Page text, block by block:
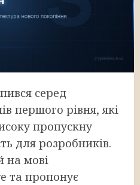
серед
першого рівня, які
пропускну
для розробників.
на мові
та пропонує